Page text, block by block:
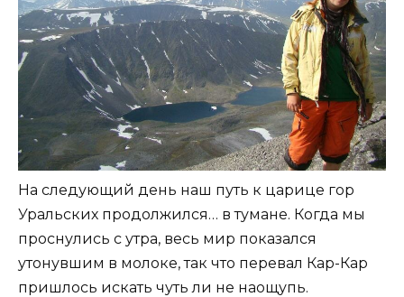
На следующий день наш путь к царице гор
Уральских продолжился… в тумане. Когда мы
проснулись с утра, весь мир показался
утонувшим в молоке, так что перевал Кар-Кар
пришлось искать чуть ли не наощупь.